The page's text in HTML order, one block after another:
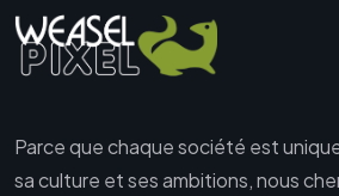
Parce que chaque société est
sa culture et ses ambitions, nous